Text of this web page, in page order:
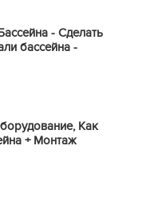
- Сделать
бассейна -
Как
+ Монтаж